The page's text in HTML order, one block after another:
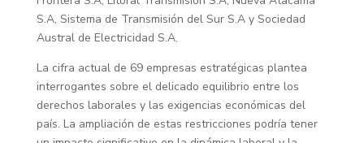
S.A, Sistema de Transmisión del Sur S.A y Sociedad
Austral de Electricidad S.A.
La cifra actual de 69 empresas estratégicas plantea
interrogantes sobre el delicado equilibrio entre los
derechos laborales y las exigencias económicas del
país. La ampliación de estas restricciones podría tener